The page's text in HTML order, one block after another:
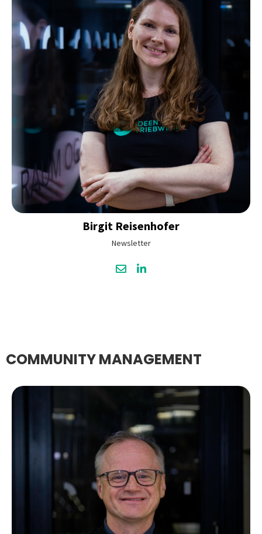
Birgit Reisenhofer
Newsletter
COMMUNITY MANAGEMENT